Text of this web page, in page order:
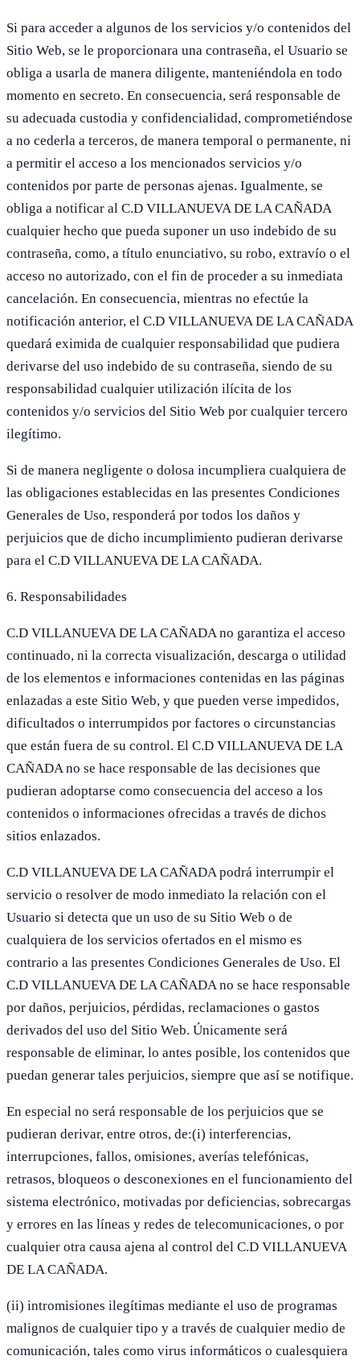
Si para acceder a algunos de los servicios y/o contenidos del
Sitio Web, se le proporcionara una contraseña, el Usuario se
obliga a usarla de manera diligente, manteniéndola en todo
momento en secreto. En consecuencia, será responsable de
su adecuada custodia y confidencialidad, comprometiéndose
a no cederla a terceros, de manera temporal o permanente, ni
a permitir el acceso a los mencionados servicios y/o
contenidos por parte de personas ajenas. Igualmente, se
obliga a notificar al C.D VILLANUEVA DE LA CAÑADA
cualquier hecho que pueda suponer un uso indebido de su
contraseña, como, a título enunciativo, su robo, extravío o el
acceso no autorizado, con el fin de proceder a su inmediata
cancelación. En consecuencia, mientras no efectúe la
notificación anterior, el C.D VILLANUEVA DE LA CAÑADA
quedará eximida de cualquier responsabilidad que pudiera
derivarse del uso indebido de su contraseña, siendo de su
responsabilidad cualquier utilización ilícita de los
contenidos y/o servicios del Sitio Web por cualquier tercero
ilegítimo.
Si de manera negligente o dolosa incumpliera cualquiera de
las obligaciones establecidas en las presentes Condiciones
Generales de Uso, responderá por todos los daños y
perjuicios que de dicho incumplimiento pudieran derivarse
para el C.D VILLANUEVA DE LA CAÑADA.
6. Responsabilidades
C.D VILLANUEVA DE LA CAÑADA no garantiza el acceso
continuado, ni la correcta visualización, descarga o utilidad
de los elementos e informaciones contenidas en las páginas
enlazadas a este Sitio Web, y que pueden verse impedidos,
dificultados o interrumpidos por factores o circunstancias
que están fuera de su control. El C.D VILLANUEVA DE LA
CAÑADA no se hace responsable de las decisiones que
pudieran adoptarse como consecuencia del acceso a los
contenidos o informaciones ofrecidas a través de dichos
sitios enlazados.
C.D VILLANUEVA DE LA CAÑADA podrá interrumpir el
servicio o resolver de modo inmediato la relación con el
Usuario si detecta que un uso de su Sitio Web o de
cualquiera de los servicios ofertados en el mismo es
contrario a las presentes Condiciones Generales de Uso. El
C.D VILLANUEVA DE LA CAÑADA no se hace responsable
por daños, perjuicios, pérdidas, reclamaciones o gastos
derivados del uso del Sitio Web. Únicamente será
responsable de eliminar, lo antes posible, los contenidos que
puedan generar tales perjuicios, siempre que así se notifique.
En especial no será responsable de los perjuicios que se
pudieran derivar, entre otros, de:(i) interferencias,
interrupciones, fallos, omisiones, averías telefónicas,
retrasos, bloqueos o desconexiones en el funcionamiento del
sistema electrónico, motivadas por deficiencias, sobrecargas
y errores en las líneas y redes de telecomunicaciones, o por
cualquier otra causa ajena al control del C.D VILLANUEVA
DE LA CAÑADA.
(ii) intromisiones ilegítimas mediante el uso de programas
malignos de cualquier tipo y a través de cualquier medio de
comunicación, tales como virus informáticos o cualesquiera